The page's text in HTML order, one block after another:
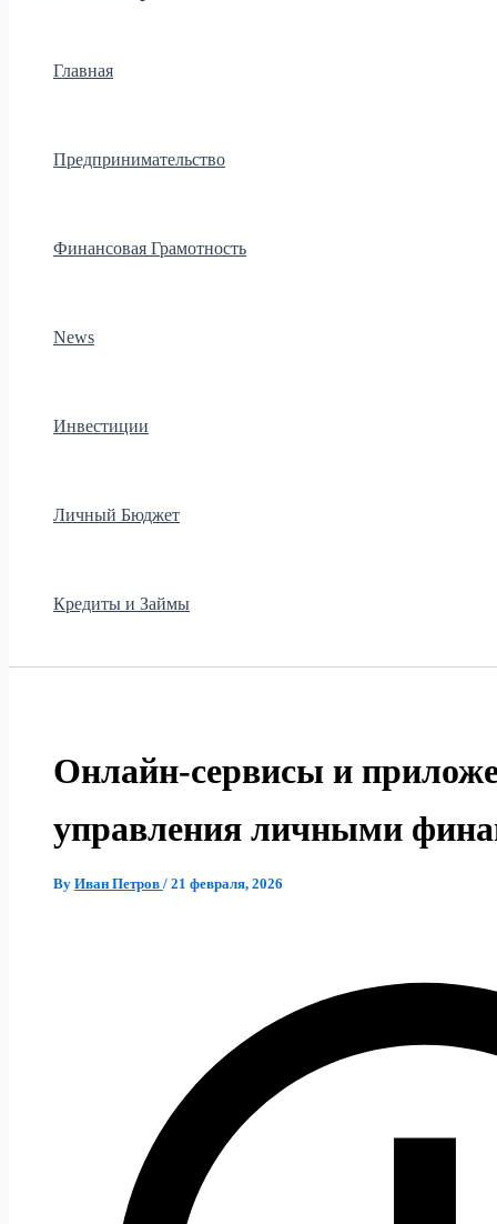
Главная
Предпринимательство
Финансовая Грамотность
News
Инвестиции
Личный Бюджет
Кредиты и Займы
Онлайн‑сервисы и
управления личными
By Иван Петров / 21 февраля, 2026